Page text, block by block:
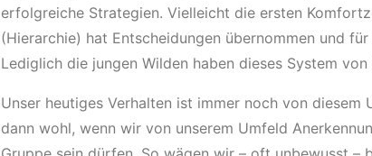
erfolgreiche Strategien. Vielleicht die ersten
(Hierarchie) hat Entscheidungen übernommen und
Lediglich die jungen Wilden haben dieses System
Unser heutiges Verhalten ist immer noch von diesem
dann wohl, wenn wir von unserem Umfeld